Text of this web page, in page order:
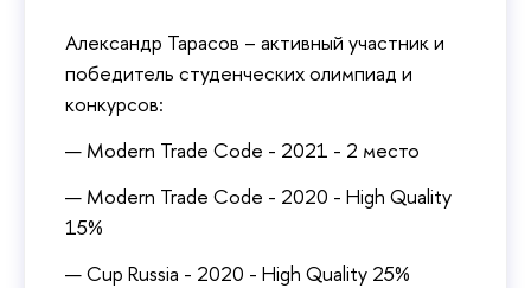
Александр Тарасов – активный участник и
победитель студенческих олимпиад и
конкурсов:
Modern Trade Code - 2021 - 2 место
Modern Trade Code - 2020 - High Quality
15%
Cup Russia - 2020 - High Quality 25%